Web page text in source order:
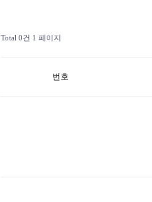
Total 0건 1 페이지
번호